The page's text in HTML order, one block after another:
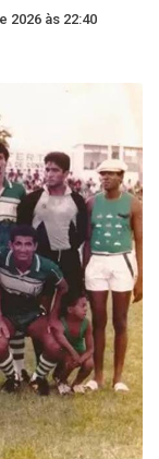
2026 às 22:40